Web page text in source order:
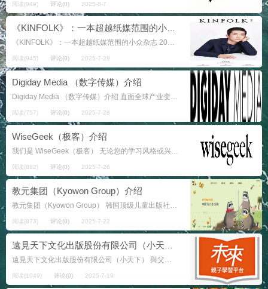
阅读(949) 评论(0) 2025-8-7
《KINFOLK》：一本超越纸媒范围的小众杂志 2017年6月,TFBOYS成员易烊千玺登上了某本杂志的封面。对于拥有众多时尚资源的四字弟弟来说，登上封面是很常见的事情，不常见的是这本杂志。 ...
阅读(945) 评论(0) 2025-7-29
Digiday Media （数字传媒）介绍
Digiday Media （数字传媒）介绍 直面全球产业变革中技术的真相 Digiday Media是一家垂直媒体公司，由首席执行官 Nick Friese 于 2008 年创立。我们的使命...
阅读(757) 评论(0) 2025-7-28
WiseGeek（极客）介绍
我们是 WiseGeek（极客） 无论您的学习风格或兴趣如何，WiseGEEK 都能激发您的好奇心并扩展您的知识边界。从涵盖最新技术趋势的深入文章到有关历史事件的快速阅读问答，我们在这里以信息丰...
阅读(882) 评论(0) 2025-7-26
教元集团（Kyowon Group）介绍
教元集团（Kyowon Group） 韩国顶级儿童出版社 在2021年全球50强出版社中居第17位 让顾客更加幸福，成为顾客的“终身伴侣”。 为了让顾客更加幸福、迎接美好的...
阅读(873) 评论(0) 2025-7-22
遠見天下文化出版股份有限公司（小天下） 與父母一起關心孩子的未來 1982年创建 所在地：台湾省(中国)/台北市/104 台北市松江路93巷1號 遠見天下文化事業群為全球華人親子閱讀及學習...
阅读(1049) 评论(0) 2025-7-19